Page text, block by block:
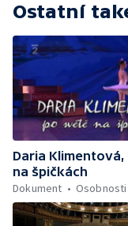
Ostatní
Daria
na špičkách
Dokument
Osobnosti